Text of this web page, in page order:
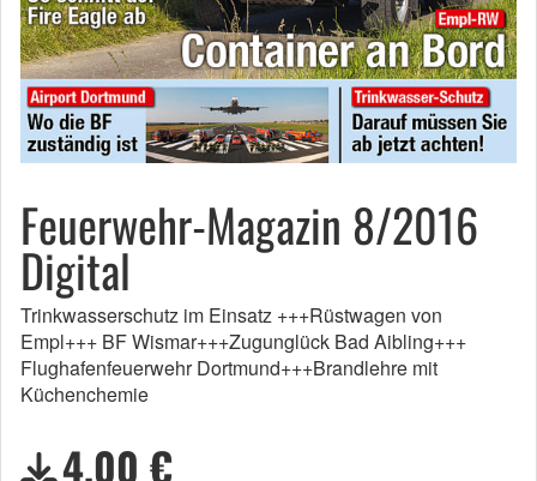
Feuerwehr-Magazin 8/2016
Digital
Trinkwasserschutz im Einsatz +++Rüstwagen von
Empl+++ BF Wismar+++Zugunglück Bad Aibling+++
Flughafenfeuerwehr Dortmund+++Brandlehre mit
Küchenchemie
4,00 €